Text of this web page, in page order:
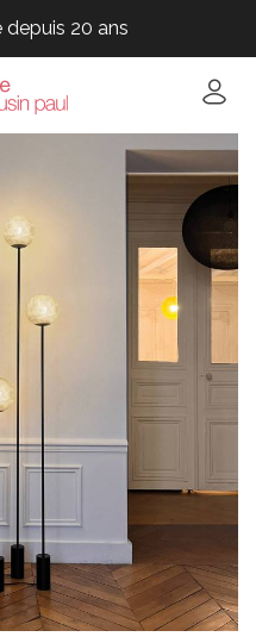
depuis 20 ans
depuis 20 ans
20 ans